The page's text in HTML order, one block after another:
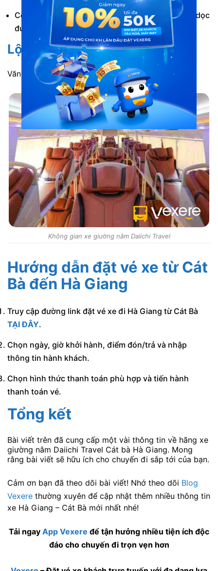
Có hỗ trợ đón/trả khách tại một số điểm cố định dọc
đường xe chạy.
Lộ trình di chuyển
Văn phòng Cát Bà <> Văn phòng Hà Giang.
Không gian xe giường nằm Daiichi Travel
Hướng dẫn đặt vé xe từ Cát
Bà đến Hà Giang
Truy cập đường link đặt vé xe đi Hà Giang từ Cát Bà
TẠI ĐÂY.
Chọn ngày, giờ khởi hành, điểm đón/trả và nhập
thông tin hành khách.
Chọn hình thức thanh toán phù hợp và tiến hành
thanh toán vé.
Tổng kết
Bài viết trên đã cung cấp một vài thông tin về hãng xe
giường nằm Daiichi Travel Cát bà Hà Giang. Mong
rằng bài viết sẽ hữu ích cho chuyến đi sắp tới của bạn.
Cảm ơn bạn đã theo dõi bài viết! Nhớ theo dõi Blog
Vexere thường xuyên để cập nhật thêm nhiều thông tin
xe Hà Giang – Cát Bà mới nhất nhé!
Tải ngay App Vexere để tận hưởng nhiều tiện ích độc
đáo cho chuyến đi trọn vẹn hơn